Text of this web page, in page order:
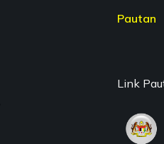
Pautan
Link